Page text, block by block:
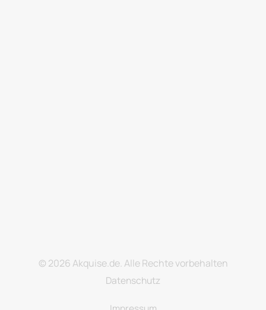
© 2026 Akquise.de. Alle Rechte vorbehalten
Datenschutz